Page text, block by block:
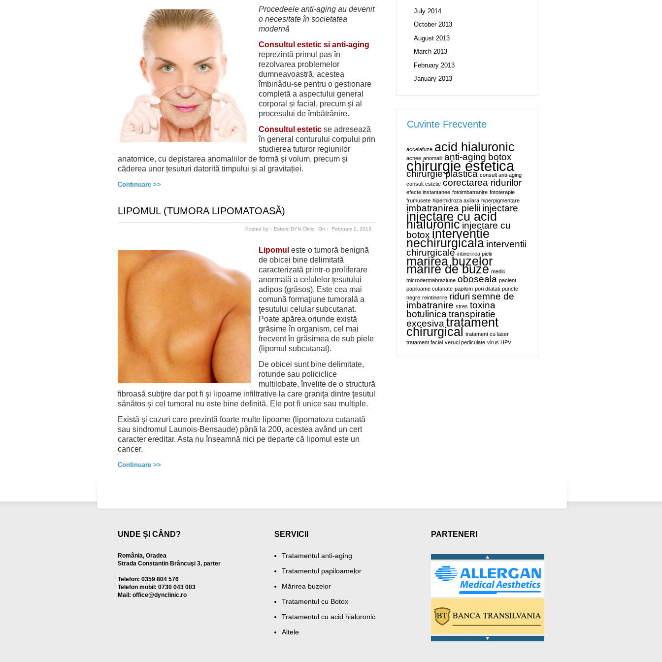
Procedeele anti-aging au devenit
o necesitate în societatea
modernă
Consultul estetic si anti-aging
reprezintă primul pas în
rezolvarea problemelor
dumneavoastră, acestea
îmbinâdu-se pentru o gestionare
completă a aspectului general
corporal și facial, precum și al
procesului de îmbătrânire.
Consultul esteticse adresează
în general conturului corpului prin
studierea tuturor regiunilor
anatomice, cu depistarea anomaliilor de formă și volum, precum și
căderea unor țesuturi datorită timpului și al gravitației.
Continuare >>
LIPOMUL (TUMORA LIPOMATOASĂ)
Posted by : Estetic DYN Clinic On : February 2, 2013
Lipomul este o tumoră benignă
de obicei bine delimitată
caracterizată printr-o proliferare
anormală a celulelor ţesutului
adipos (grăsos). Este cea mai
comună formaţiune tumorală a
ţesutului celular subcutanat.
Poate apărea oriunde există
grăsime în organism, cel mai
frecvent în grăsimea de sub piele
(lipomul subcutanat).
De obicei sunt bine delimitate,
rotunde sau policiclice
multilobate, învelite de o structură
fibroasă subţire dar pot fi şi lipoame infiltrative la care graniţa dintre ţesutul
sănătos şi cel tumoral nu este bine definită. Ele pot fi unice sau multiple.
Există şi cazuri care prezintă foarte multe lipoame (lipomatoza cutanată
sau sindromul Launois-Bensaude) până la 200, acestea având un cert
caracter ereditar. Asta nu înseamnă nici pe departe că lipomul este un
cancer.
Continuare >>
July 2014
October 2013
August 2013
March 2013
February 2013
January 2013
Cuvinte Frecvente
accelafuze acid hialuronic
acnee anomalii anti-aging botox
chirurgie estetica
chirurgie plastica consult anti-aging
consult estetic corectarea ridurilor
efecte instantanee fotoimbatranire fototerapie
frumusete hiperhidroza axilara hiperpigmentare
imbatranirea pielii injectare
injectare cu acid
hialuronic injectare cu
botox interventie
nechirurgicala interventii
chirurgicale intinerirea pielii
marirea buzelor
marire de buze medic
microdermabraziune oboseala pacient
papiloame cutanate papilom pori dilatati puncte
negre reintinerire riduri semne de
imbatranire stres toxina
botulinica transpiratie
excesiva tratament
chirurgical
tratament cu laser
tratament facial veruci pediculate virus HPV
UNDE ȘI CÂND?
România, Oradea
Strada Constantin Brâncuşi 3, parter
Telefon: 0359 804 576
Telefon mobil: 0730 043 003
Mail: office@dynclinic.ro
SERVICII
Tratamentul anti-aging
Tratamentul papiloamelor
Mărirea buzelor
Tratamentul cu Botox
Tratamentul cu acid hialuronic
Altele
PARTENERI